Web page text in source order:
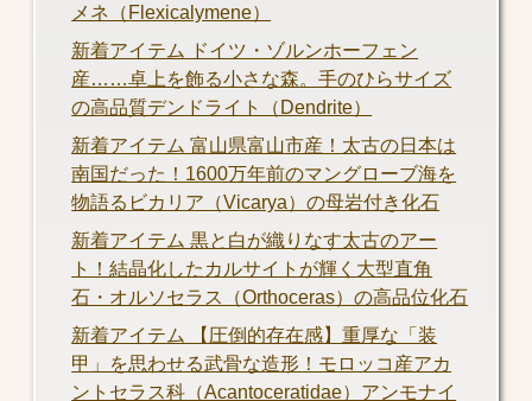
メネ（Flexicalymene）
新着アイテム ドイツ・ゾルンホーフェン
産……卓上を飾る小さな森。手のひらサイズ
の高品質デンドライト（Dendrite）
新着アイテム 富山県富山市産！太古の日本は
南国だった！1600万年前のマングローブ海を
物語るビカリア（Vicarya）の母岩付き化石
新着アイテム 黒と白が織りなす太古のアー
ト！結晶化したカルサイトが輝く大型直角
石・オルソセラス（Orthoceras）の高品位化石
新着アイテム 【圧倒的存在感】重厚な「装
甲」を思わせる武骨な造形！モロッコ産アカ
ントセラス科（Acantoceratidae）アンモナイ